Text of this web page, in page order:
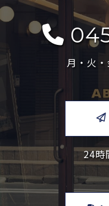
月・火
24時